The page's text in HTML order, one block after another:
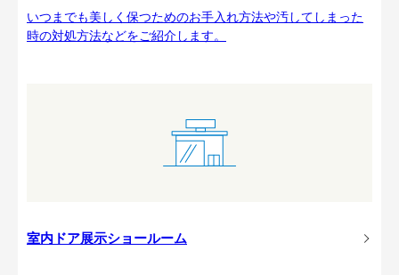
いつまでも美しく保つためのお手入れ方法や汚してしまった
時の対処方法などをご紹介します。
室内ドア展示ショールーム